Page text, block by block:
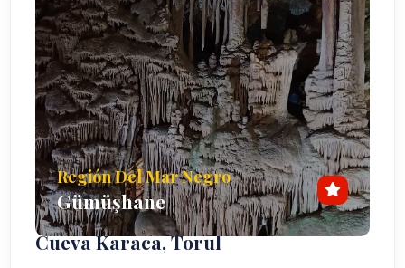
Región Del Mar Negro
Gümüşhane
Cueva Karaca, Torul